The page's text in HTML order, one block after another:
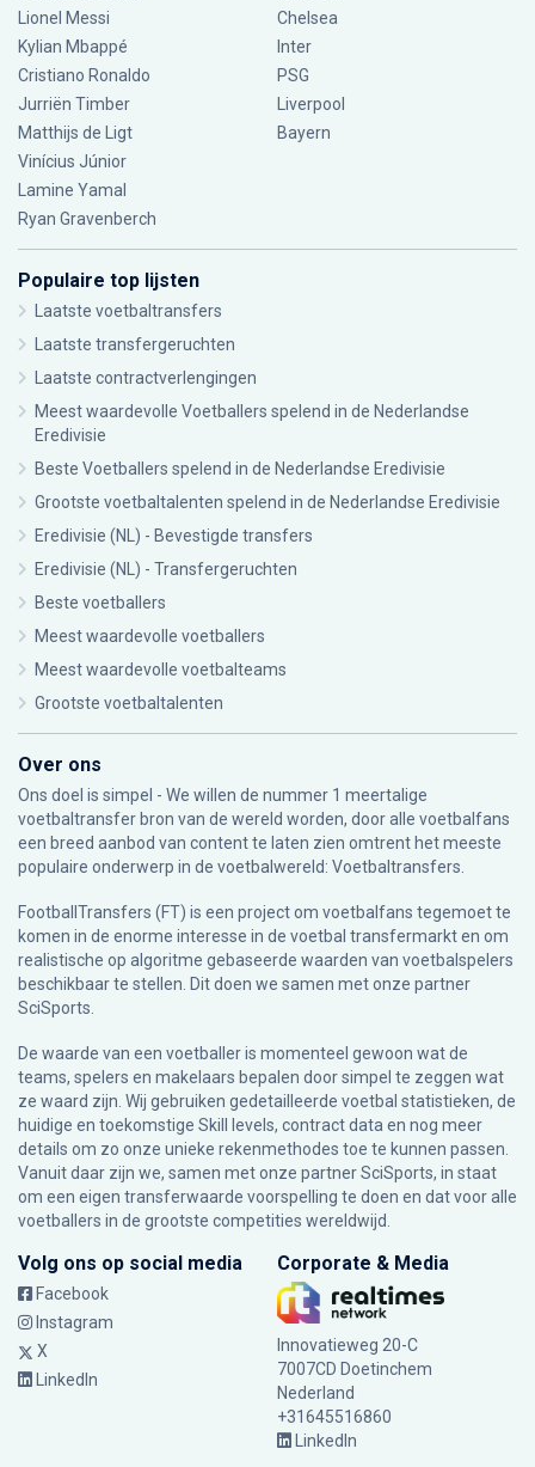
Lionel Messi
Kylian Mbappé
Cristiano Ronaldo
Jurriën Timber
Matthijs de Ligt
Vinícius Júnior
Lamine Yamal
Ryan Gravenberch
Chelsea
Inter
PSG
Liverpool
Bayern
Populaire top lijsten
Laatste voetbaltransfers
Laatste transfergeruchten
Laatste contractverlengingen
Meest waardevolle Voetballers spelend in de Nederlandse
Eredivisie
Beste Voetballers spelend in de Nederlandse Eredivisie
Grootste voetbaltalenten spelend in de Nederlandse Eredivisie
Eredivisie (NL) - Bevestigde transfers
Eredivisie (NL) - Transfergeruchten
Beste voetballers
Meest waardevolle voetballers
Meest waardevolle voetbalteams
Grootste voetbaltalenten
Over ons
Ons doel is simpel - We willen de nummer 1 meertalige
voetbaltransfer bron van de wereld worden, door alle voetbalfans
een breed aanbod van content te laten zien omtrent het meeste
populaire onderwerp in de voetbalwereld: Voetbaltransfers.
FootballTransfers (FT) is een project om voetbalfans tegemoet te
komen in de enorme interesse in de voetbal transfermarkt en om
realistische op algoritme gebaseerde waarden van voetbalspelers
beschikbaar te stellen. Dit doen we samen met onze partner
SciSports
De waarde van een voetballer is momenteel gewoon wat de
teams, spelers en makelaars bepalen door simpel te zeggen wat
ze waard zijn. Wij gebruiken gedetailleerde voetbal statistieken, de
huidige en toekomstige Skill levels, contract data en nog meer
details om zo onze unieke rekenmethodes toe te kunnen passen.
Vanuit daar zijn we, samen met onze partner SciSports, in staat
om een eigen transferwaarde voorspelling te doen en dat voor alle
voetballers in de grootste competities wereldwijd.
Volg ons op social media
Facebook
Instagram
X
LinkedIn
Corporate & Media
Innovatieweg 20-C
7007CD Doetinchem
Nederland
+31645516860
LinkedIn